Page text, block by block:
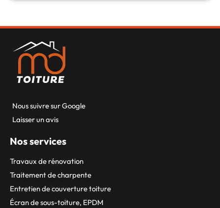
Nous suivre sur Google
Laisser un avis
Nos services
Travaux de rénovation
Traitement de charpente
Entretien de couverture toiture
Écran de sous-toiture, EPDM